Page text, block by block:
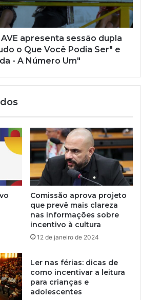
apresenta sessão dupla
o Que Você Podia Ser" e
- A Número Um"
Comissão aprova projeto
que prevê mais clareza
nas informações sobre
incentivo à cultura
12 de janeiro de 2024
Ler nas férias: dicas de
como incentivar a leitura
para crianças e
adolescentes